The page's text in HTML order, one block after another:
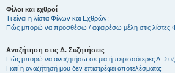
Φίλοι και εχθροί
Τι είναι η λίστα Φίλων και Εχθρών;
Πώς μπορώ να προσθέσω / αφαιρέσω μέλη στις λίστες
Αναζήτηση στις Δ. Συζητήσεις
Πώς μπορώ να αναζητήσω σε μια ή περισσότερες Δ.
Γιατί η αναζήτησή μου δεν επιστρέφει αποτελέσματα;